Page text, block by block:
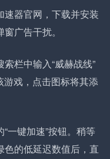
速器官网，下载并安装
广告干扰。
栏中输入“威赫战线”
游戏，点击图标将其添
一键加速”按钮。稍等
色的低延迟数值后，直